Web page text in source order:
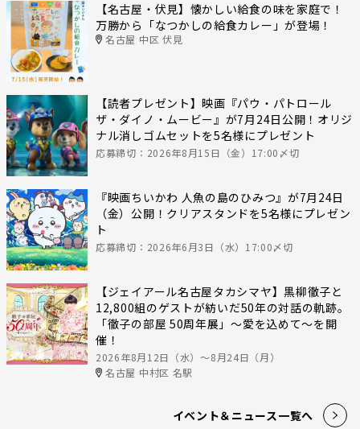
【名古屋・伏見】懐かしい給食の味を家庭で！
万勝から「なつかしの給食カレー」が登場！
名古屋 中区 伏見
【読者プレゼント】映画『パウ・パトロール
ザ・ダイノ・ムービー』が7月24日公開！オリジ
ナル消しゴムセットを5名様にプレゼント
応募締切：2026年8月15日（金）17:00〆切
『映画ちいかわ 人魚の島のひみつ』が7月24日
（金）公開！クリアスタンドを5名様にプレゼン
ト
応募締切：2026年6月3日（水）17:00〆切
【ジェイアール名古屋タカシマヤ】黒柳徹子と
12,800組のゲストが紡いだ50年の対話の軌跡。
「徹子の部屋 50周年展」～愛を込めて～を開
催！
2026年8月12日（水）〜8月24日（月）
名古屋 中村区 名駅
イベント＆ニュース一覧へ